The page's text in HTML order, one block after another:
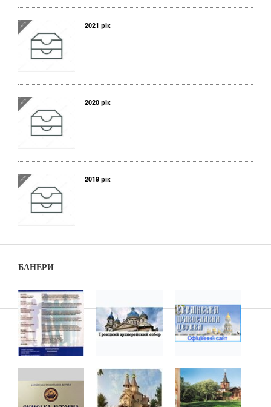
2021 рік
2020 рік
2019 рік
БАНЕРИ